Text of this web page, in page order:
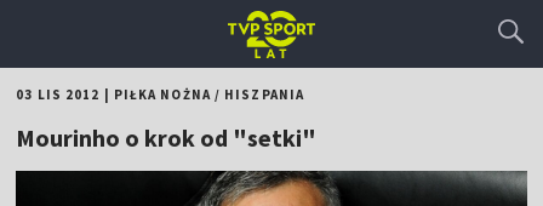
03 LIS 2012 PIŁKA NOŻNA/ HISZPANIA
Mourinho o krok od "setki"